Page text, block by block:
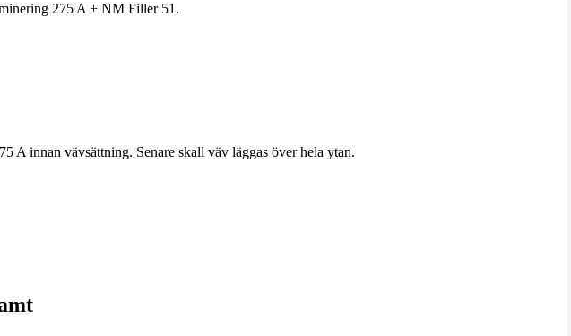
275 A + NM Filler 51.
A innan vävsättning. Senare skall väv läggas över hela ytan.